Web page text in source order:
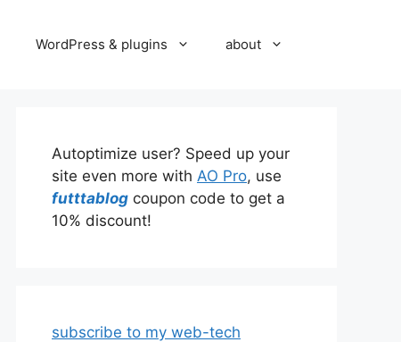
WordPress & plugins about
Autoptimize user? Speed up your
site even more with AO Pro, use
futttablog coupon code to get a
10% discount!
subscribe to my web-tech